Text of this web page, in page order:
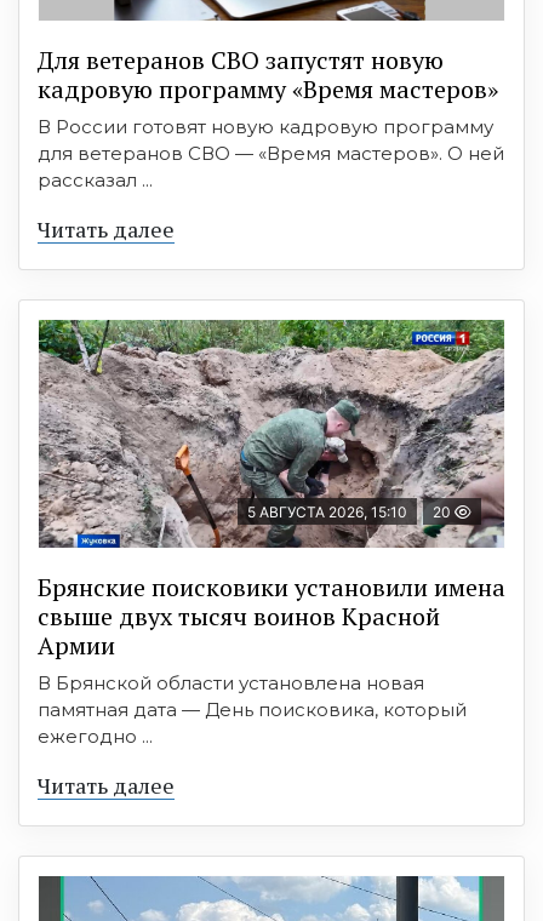
Для ветеранов СВО запустят новую
кадровую программу «Время мастеров»
В России готовят новую кадровую программу
для ветеранов СВО — «Время мастеров». О ней
рассказал ...
Читать далее
5 АВГУСТА 2026, 15:10 20
Брянские поисковики установили имена
свыше двух тысяч воинов Красной
Армии
В Брянской области установлена новая
памятная дата — День поисковика, который
ежегодно ...
Читать далее